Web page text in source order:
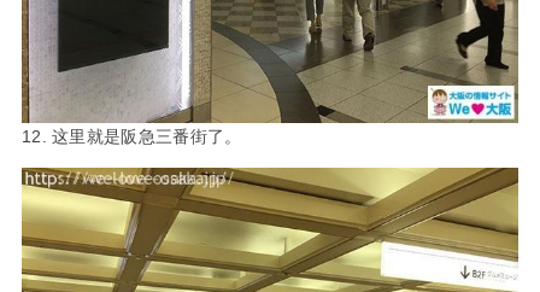
12. 这里就是阪急三番街了。